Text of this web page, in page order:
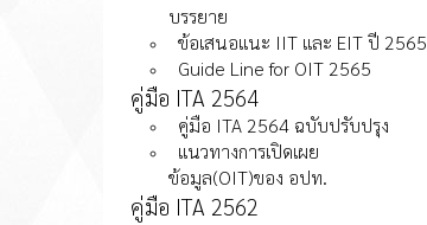
บรรยาย
ข้อเสนอแนะ IIT และ EIT ปี 2565
Guide Line for OIT 2565
คู่มือ ITA 2564
คู่มือ ITA 2564 ฉบับปรับปรุง
แนวทางการเปิดเผย
ข้อมูล(OIT)ของ อปท.
คู่มือ ITA 2562